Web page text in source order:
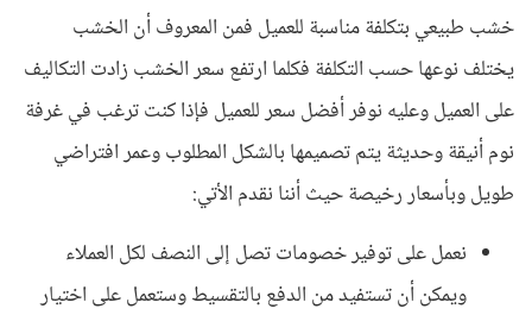
خشب طبيعي بتكلفة مناسبة للعميل فمن المعروف أن الخشب
يختلف نوعها حسب التكلفة فكلما ارتفع سعر الخشب زادت التكاليف
على العميل وعليه نوفر أفضل سعر للعميل فإذا كنت ترغب في غرفة
نوم أنيقة وحديثة يتم تصميمها بالشكل المطلوب وعمر افتراضي
طويل وبأسعار رخيصة حيث أننا نقدم الأتي:
نعمل على توفير خصومات تصل إلى النصف لكل العملاء
ويمكن أن تستفيد من الدفع بالتقسيط وستعمل على اختيار